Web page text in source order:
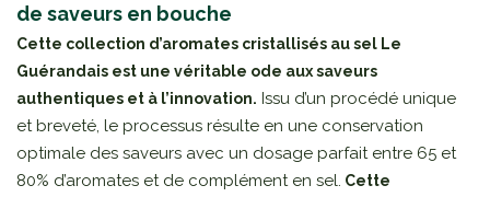
de saveurs en bouche
Cette collection d’aromates cristallisés au sel Le
Guérandais est une véritable ode aux saveurs
authentiques et à l’innovation. Issu d’un procédé unique
et breveté, le processus résulte en une conservation
optimale des saveurs avec un dosage parfait entre 65 et
80% d’aromates et de complément en sel. Cette